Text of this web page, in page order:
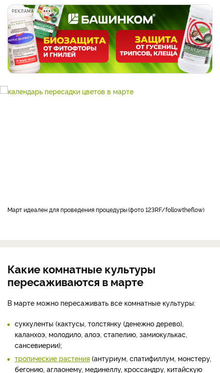
РЕКЛАМА
Март идеален для проведения процедуры фото 123RF/followtheflow
Какие комнатные культуры
пересаживаются в марте
В марте можно пересаживать все комнатные культуры:
суккуленты (кактусы, толстянку (денежно дерево),
каланхоэ, молодило, алоэ, стапелию, замиокулькас,
сансевиерии);
тропические растения (антуриум, спатифиллум, монстеру,
бегонию, аглаонему, мединеллу, кроссандру, китайскую